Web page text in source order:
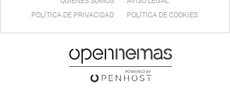
POLÍTICA DE PRIVACIDAD
POLÍTICA DE COOKIES